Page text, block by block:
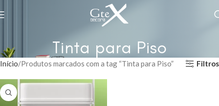
Tinta para Piso
Início Produtos marcados com a tag “Tinta para Piso” Filtros